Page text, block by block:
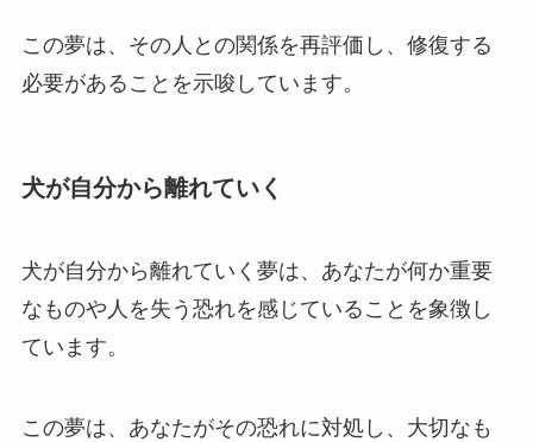
この夢は、その人との関係を再評価し、修復する
必要があることを示唆しています。
犬が自分から離れていく
犬が自分から離れていく夢は、あなたが何か重要
なものや人を失う恐れを感じていることを象徴し
ています。
この夢は、あなたがその恐れに対処し、大切なも